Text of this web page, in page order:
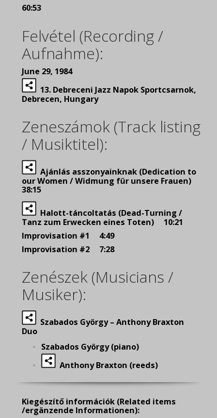
60:53
Felvétel (Recording /
Aufnahme):
June 29, 1984
13. Debreceni Jazz Napok Sportcsarnok,
Debrecen, Hungary
Zeneszámok (Track listing
/ Musiktitel):
Ajánlás asszonyainknak (Dedication to
our Women / Widmung für unsere Frauen)
38:15
Halott-táncoltatás (Dead-Turning /
Tanz zum Erwecken eines Toten) 10:21
Improvisation #1 4:49
Improvisation #2 7:28
Zenészek (Musicians /
Musiker):
Szabados György – Anthony Braxton
Duo
Szabados György (piano)
Anthony Braxton (reeds)
Kiegészítő információk (Related items
/ergänzende Informationen):